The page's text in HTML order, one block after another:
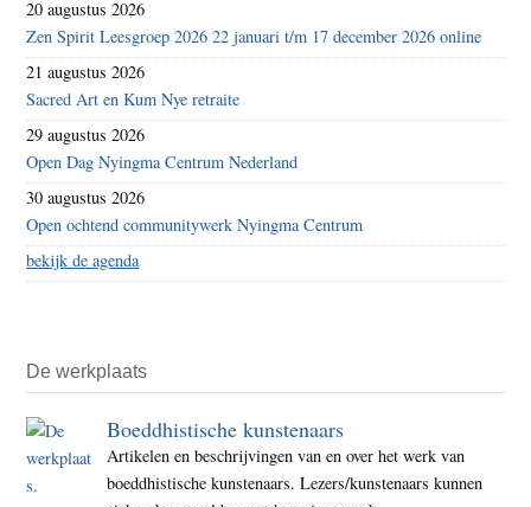
20 augustus 2026
Zen Spirit Leesgroep 2026 22 januari t/m 17 december 2026 online
21 augustus 2026
Sacred Art en Kum Nye retraite
29 augustus 2026
Open Dag Nyingma Centrum Nederland
30 augustus 2026
Open ochtend communitywerk Nyingma Centrum
bekijk de agenda
De werkplaats
Boeddhistische kunstenaars
Artikelen en beschrijvingen van en over het werk van
boeddhistische kunstenaars. Lezers/kunstenaars kunnen